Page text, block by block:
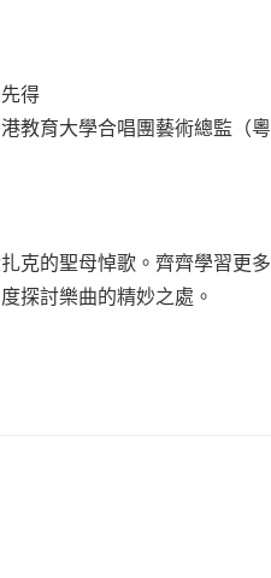
得
教育大學合唱團藝術總監 （粵
克的聖母悼歌。齊齊學習更多
探討樂曲的精妙之處。